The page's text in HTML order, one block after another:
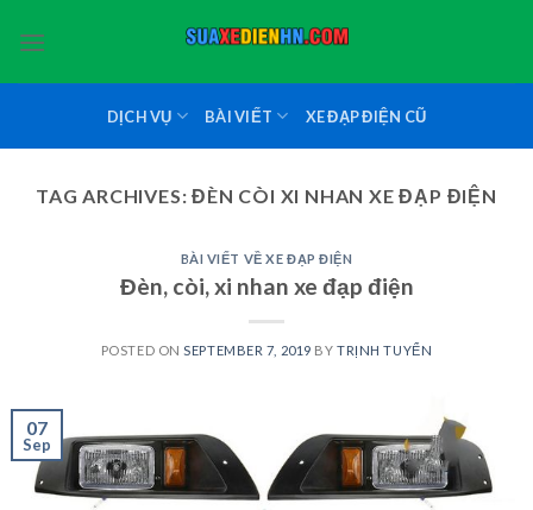
DỊCH VỤ BÀI VIẾT XE ĐẠP ĐIỆN CŨ
TAG ARCHIVES:ĐÈN CÒI XI NHAN XE ĐẠP ĐIỆN
BÀI VIẾT VỀ XE ĐẠP ĐIỆN
Đèn, còi, xi nhan xe đạp điện
POSTED ON SEPTEMBER 7, 2019 BYTRỊNH TUYỂN
07
Sep